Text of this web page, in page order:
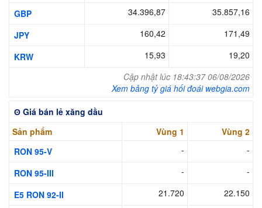
GBP
34.396,87
35.857,16
JPY
160,42
171,49
KRW
15,93
19,20
Cập nhật lúc 18:43:37 06/08/2026
Xem bảng tỷ giá hối đoái webgia.com
ʘ Giá bán lẻ xăng dầu
Sản phẩm
Vùng 1
Vùng 2
RON 95-V
-
-
RON 95-III
-
-
E5 RON 92-II
21.720
22.150